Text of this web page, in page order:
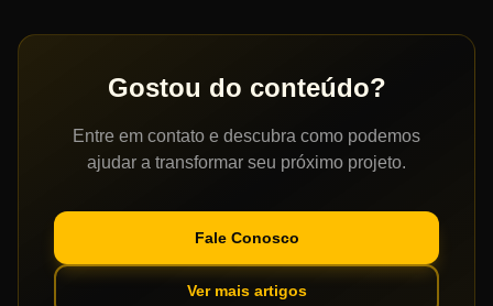
Gostou do conteúdo?
Entre em contato e descubra como podemos
ajudar a transformar seu próximo projeto.
Fale Conosco
Ver mais artigos